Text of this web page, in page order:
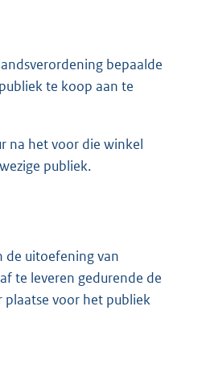
bepaalde
te koop aan te
na het voor die winkel
publiek.
de uitoefening van
te leveren gedurende de
voor het publiek